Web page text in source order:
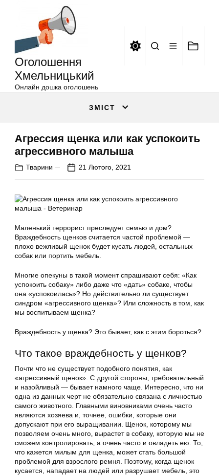
Оголошення
Хмельницький
Онлайн дошка оголошень
ЗМІСТ
Агрессия щенка или как успокоить
агрессивного малыша
Тварини 21 Лютого, 2021
Маленький террорист преследует семью и дом?
Враждебность щенков считается частой проблемой —
плохо вежливый щенок будет кусать людей, остальных
собак или портить мебель.
Многие опекуны в такой момент спрашивают себя: «Как
успокоить собаку» либо даже что «дать» собаке, чтобы
она «успокоилась»? Но действительно ли существует
синдром «агрессивного щенка»? Или сложность в том, как
мы воспитываем щенка?
Враждебность у щенка? Это бывает, как с этим бороться?
Что такое враждебность у щенков?
Почти что не существует подобного понятия, как
«агрессивный щенок». С другой стороны, требовательный
и назойливый — бывает намного чаще. Интересно, что ни
одна из данных черт не обязательно связана с личностью
самого животного. Главными виновниками очень часто
являются хозяева и, точнее, ошибки, которые они
допускают при его выращивании. Щенок, которому мы
позволяем очень много, вырастет в собаку, которую мы не
сможем контролировать, а очень часто и овладеть ею. То,
что кажется милым для щенка, может стать большой
проблемой для взрослого ремня. Поэтому, когда щенок
кусается, нападает на людей или разрушает мебель, это